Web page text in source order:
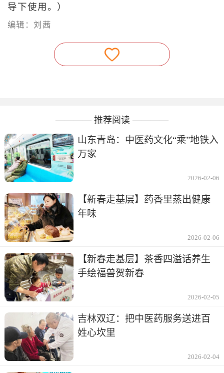
导下使用。）
编辑：刘茜
———— 推荐阅读 ————
山东青岛：中医药文化“乘”地铁入
万家
2026-02-06
【新春走基层】药香里蒸出健康
年味
2026-02-06
【新春走基层】茶香四溢话养生
手绘福兽贺新春
2026-02-05
吉林双辽：把中医药服务送进百
姓心坎里
2026-02-04